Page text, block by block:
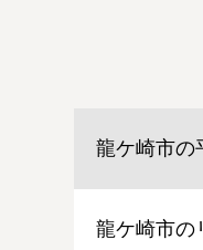
龍ケ崎市の
龍ケ崎市の